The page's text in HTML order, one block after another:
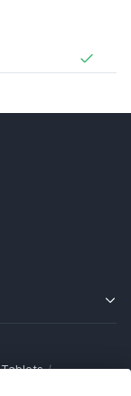
Tablets /